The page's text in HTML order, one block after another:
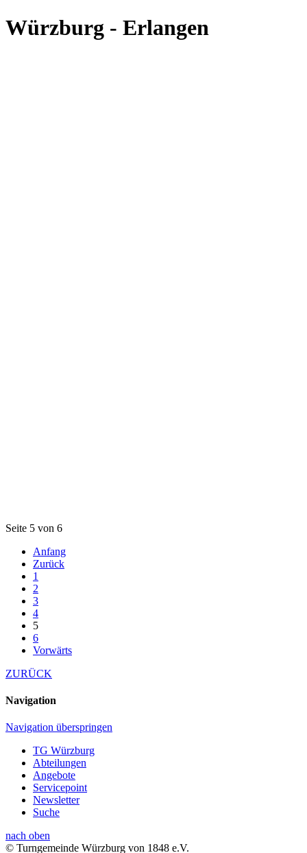
Würzburg - Erlangen
Seite 5 von 6
Anfang
Zurück
1
2
3
4
5
6
Vorwärts
ZURÜCK
Navigation
Navigation überspringen
TG Würzburg
Abteilungen
Angebote
Servicepoint
Newsletter
Suche
nach oben
© Turngemeinde Würzburg von 1848 e.V.